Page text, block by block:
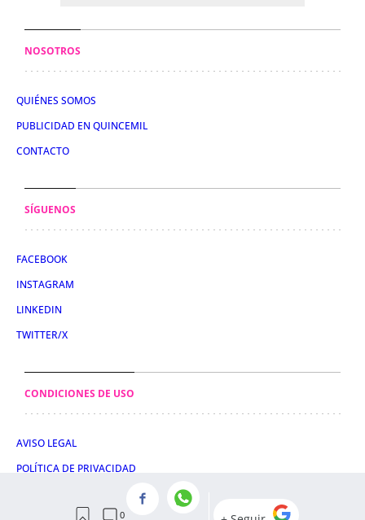
NOSOTROS
QUIÉNES SOMOS
PUBLICIDAD EN QUINCEMIL
CONTACTO
SÍGUENOS
FACEBOOK
INSTAGRAM
LINKEDIN
TWITTER/X
CONDICIONES DE USO
AVISO LEGAL
POLÍTICA DE PRIVACIDAD